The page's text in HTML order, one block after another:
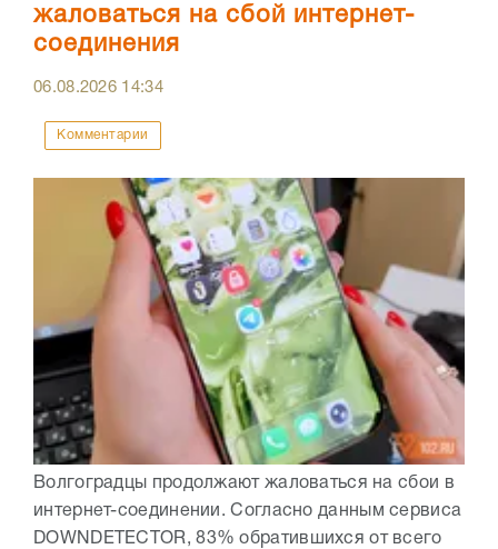
жаловаться на сбой интернет-
соединения
06.08.2026 14:34
Комментарии
Волгоградцы продолжают жаловаться на сбои в
интернет-соединении. Согласно данным сервиса
DOWNDETECTOR, 83% обратившихся от всего